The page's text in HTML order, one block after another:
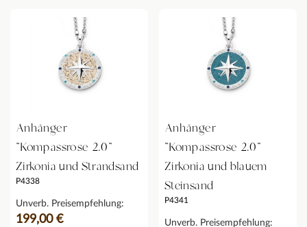
Anhänger
"Kompassrose 2.0"
Zirkonia und Strandsand
P4338
Unverb. Preisempfehlung:
199,00 €
Anhänger
"Kompassrose 2.0"
Zirkonia und blauem
Steinsand
P4341
Unverb. Preisempfehlung: